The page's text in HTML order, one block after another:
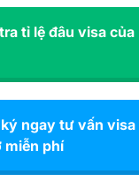
tỉ lệ đâu visa
ngay tư vấn
miễn phí